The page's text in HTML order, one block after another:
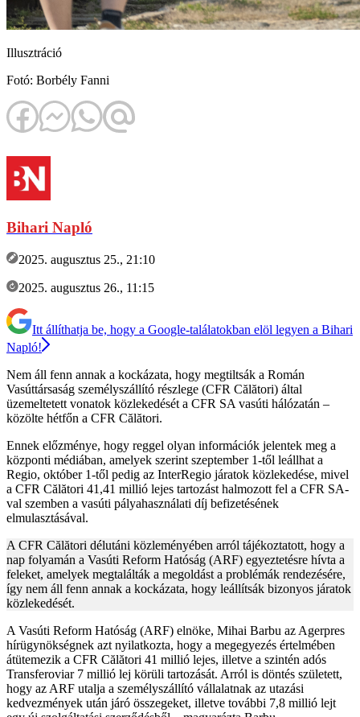
Illusztráció
Fotó: Borbély Fanni
Bihari Napló
2025. augusztus 25., 21:10
2025. augusztus 26., 11:15
Itt állíthatja be, hogy a Google-találatokban elöl legyen a Bihari
Napló!
Nem áll fenn annak a kockázata, hogy megtiltsák a Román
Vasúttársaság személyszállító részlege (CFR Călători) által
üzemeltetett vonatok közlekedését a CFR SA vasúti hálózatán –
közölte hétfőn a CFR Călători.
Ennek előzménye, hogy reggel olyan információk jelentek meg a
központi médiában, amelyek szerint szeptember 1-től leállhat a
Regio, október 1-től pedig az InterRegio járatok közlekedése, mivel
a CFR Călători 41,41 millió lejes tartozást halmozott fel a CFR SA-
val szemben a vasúti pályahasználati díj befizetésének
elmulasztásával.
A CFR Călători délutáni közleményében arról tájékoztatott, hogy a
nap folyamán a Vasúti Reform Hatóság (ARF) egyeztetésre hívta a
feleket, amelyek megtalálták a megoldást a problémák rendezésére,
így nem áll fenn annak a kockázata, hogy leállítsák bizonyos járatok
közlekedését.
A Vasúti Reform Hatóság (ARF) elnöke, Mihai Barbu az Agerpres
hírügynökségnek azt nyilatkozta, hogy a megegyezés értelmében
átütemezik a CFR Călători 41 millió lejes, illetve a szintén adós
Transferoviar 7 millió lej körüli tartozását. Arról is döntés született,
hogy az ARF utalja a személyszállító vállalatnak az utazási
kedvezmények után járó összegeket, illetve további 7,8 millió lejt